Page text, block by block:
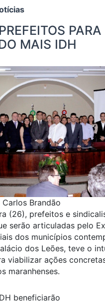
MAIS IDH
Brandão
(26), prefeitos e
serão articuladas pelo
dos municípios
dos Leões, teve o
viabilizar ações
maranhenses.
beneficiarão